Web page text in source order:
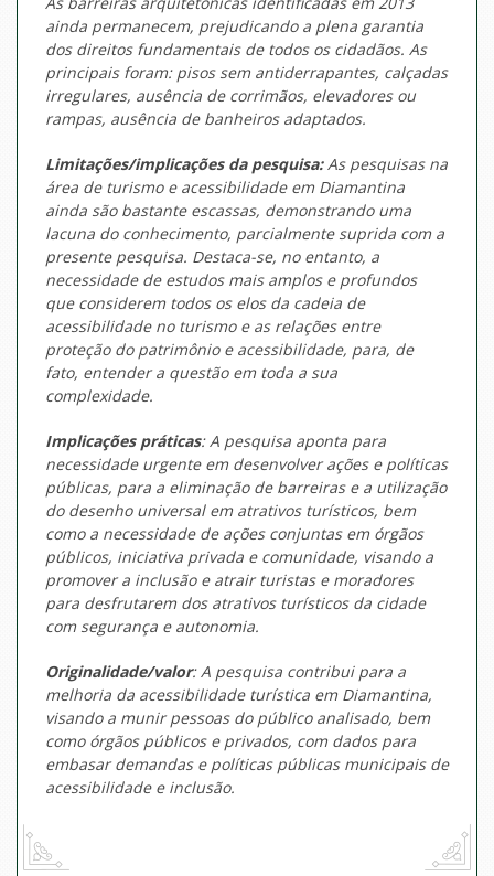
ainda permanecem, prejudicando a plena garantia
dos direitos fundamentais de todos os cidadãos. As
principais foram: pisos sem antiderrapantes, calçadas
irregulares, ausência de corrimãos, elevadores ou
rampas, ausência de banheiros adaptados.
Limitações/implicações da pesquisa:As pesquisas na
área de turismo e acessibilidade em Diamantina
ainda são bastante escassas, demonstrando uma
lacuna do conhecimento, parcialmente suprida com a
presente pesquisa. Destaca-se, no entanto, a
necessidade de estudos mais amplos e profundos
que considerem todos os elos da cadeia de
acessibilidade no turismo e as relações entre
proteção do patrimônio e acessibilidade, para, de
fato, entender a questão em toda a sua
complexidade.
Implicações práticas: A pesquisa aponta para
necessidade urgente em desenvolver ações e políticas
públicas, para a eliminação de barreiras e a utilização
do desenho universal em atrativos turísticos, bem
como a necessidade de ações conjuntas em órgãos
públicos, iniciativa privada e comunidade, visando a
promover a inclusão e atrair turistas e moradores
para desfrutarem dos atrativos turísticos da cidade
com segurança e autonomia.
Originalidade/valor: A pesquisa contribui para a
melhoria da acessibilidade turística em Diamantina,
visando a munir pessoas do público analisado, bem
como órgãos públicos e privados, com dados para
embasar demandas e políticas públicas municipais de
acessibilidade e inclusão.